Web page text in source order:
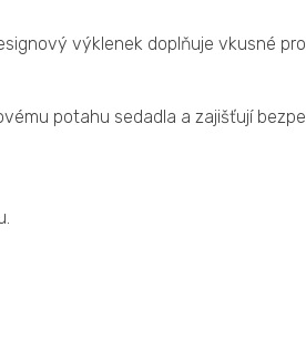
výklenek doplňuje vkusné
potahu sedadla a zajišťují